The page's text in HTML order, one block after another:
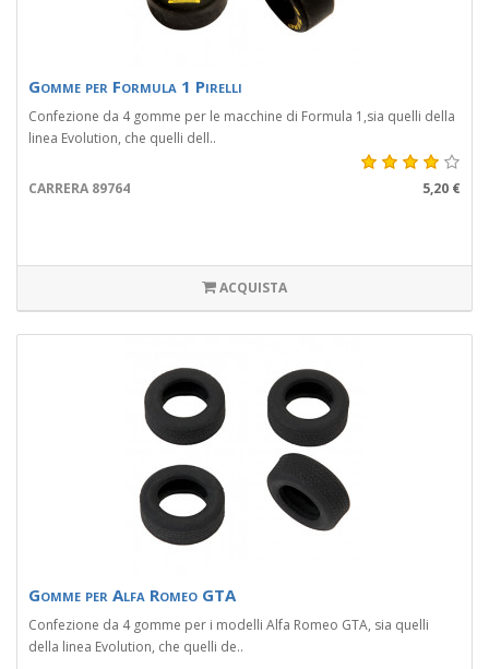
Gomme per Formula 1 Pirelli
Confezione da 4 gomme per le macchine di Formula 1,sia quelli della
linea Evolution, che quelli dell..
CARRERA 89764 5,20 €
ACQUISTA
Gomme per Alfa Romeo GTA
Confezione da 4 gomme per i modelli Alfa Romeo GTA, sia quelli
della linea Evolution, che quelli de..